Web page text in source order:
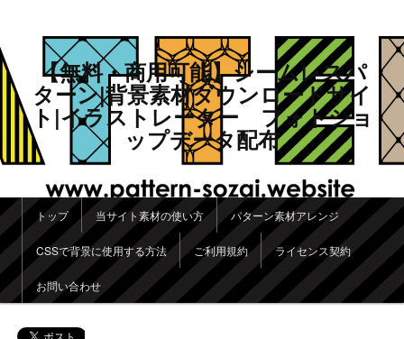
【無料・商用可能】シームレスパ
ターン|背景素材ダウンロードサイ
ト|イラストレーター フォトショ
ップデータ配布
メインメニュー
メインコンテンツへ移動
サブコンテンツへ移動
トップ 当サイト素材の使い方 パターン素材アレンジ
CSSで背景に使用する方法 ご利用規約 ライセンス契約
お問い合わせ